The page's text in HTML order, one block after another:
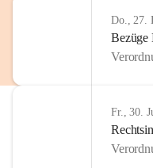
Do., 27.
Bezüge
Fr., 30.